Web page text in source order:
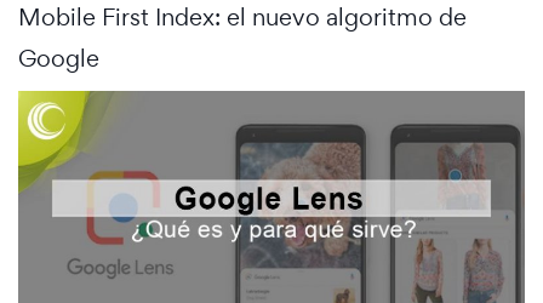
Mobile First Index: el nuevo algoritmo de
Google